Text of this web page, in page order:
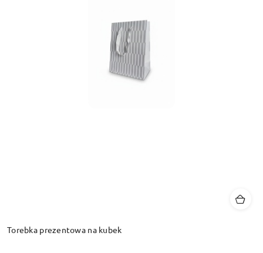
Torebka prezentowa na kubek